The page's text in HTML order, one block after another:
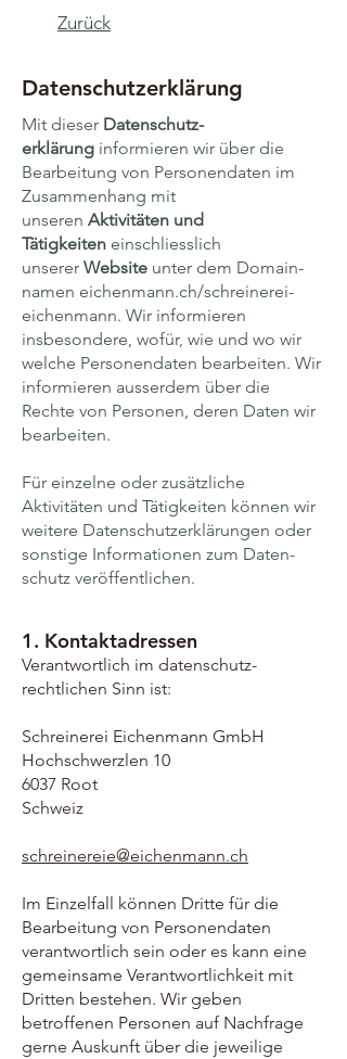
Zurück
Datenschutzerklärung
Mit dieser Daten­schutz­
erklärung informieren wir über die
Bearbeitung von Personen­daten im
Zusammen­hang mit
unseren Aktivitäten und
Tätigkeiten einschliesslich
unserer Website unter dem Domain­
namen eichenmann.ch/schreinerei-
eichenmann. Wir informieren
insbesondere, wofür, wie und wo wir
welche Personen­daten bearbeiten. Wir
informieren ausserdem über die
Rechte von Personen, deren Daten wir
bearbeiten.
Für einzelne oder zusätzliche
Aktivitäten und Tätigkeiten können wir
weitere Daten­schutzer­klärungen oder
sonstige Informationen zum Daten­
schutz veröffentlichen.
1. Kontaktadressen
Verantwortlich im daten­schutz­
rechtlichen Sinn ist:
Schreinerei Eichenmann GmbH
Hochschwerzlen 10
6037 Root
Schweiz
schreinereie@eichenmann.ch
Im Einzel­fall können Dritte für die
Bearbeitung von Personen­daten
verantwortlich sein oder es kann eine
gemeinsame Verant­wortlich­keit mit
Dritten bestehen. Wir geben
betroffenen Personen auf Nach­frage
gerne Auskunft über die jeweilige